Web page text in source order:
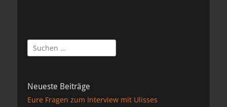
Suchen
nach:
Neueste Beiträge
Eure Fragen zum Interview mit Ulisses